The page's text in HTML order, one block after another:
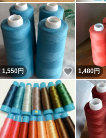
1,550円 いいね！
1,480円